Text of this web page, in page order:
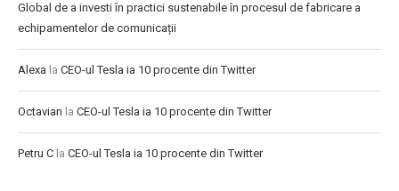
Global de a investi în practici sustenabile în procesul de fabricare a
echipamentelor de comunicații
Alexa la CEO-ul Tesla ia 10 procente din Twitter
Octavian la CEO-ul Tesla ia 10 procente din Twitter
Petru C la CEO-ul Tesla ia 10 procente din Twitter